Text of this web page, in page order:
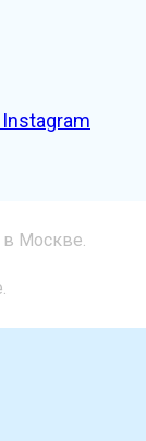
в Москве.